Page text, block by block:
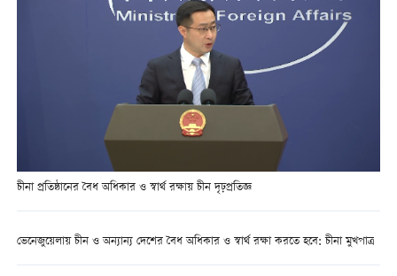
চীনা প্রতিষ্ঠানের বৈধ অধিকার ও স্বার্থ রক্ষায় চীন দৃঢ়প্রতিজ্ঞ
ভেনেজুয়েলায় চীন ও অন্যান্য দেশের বৈধ অধিকার ও স্বার্থ রক্ষা করতে হবে: চীনা মুখপাত্র